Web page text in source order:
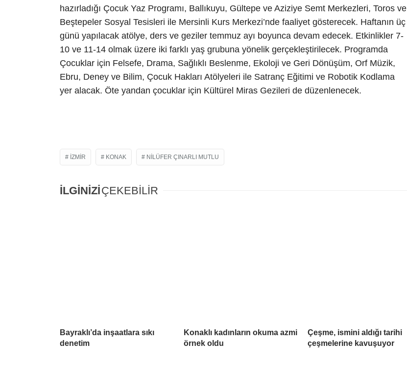
hazırladığı Çocuk Yaz Programı, Ballıkuyu, Gültepe ve Aziziye Semt Merkezleri, Toros ve
Beştepeler Sosyal Tesisleri ile Mersinli Kurs Merkezi’nde faaliyet gösterecek. Haftanın üç
günü yapılacak atölye, ders ve geziler temmuz ayı boyunca devam edecek. Etkinlikler 7-
10 ve 11-14 olmak üzere iki farklı yaş grubuna yönelik gerçekleştirilecek. Programda
Çocuklar için Felsefe, Drama, Sağlıklı Beslenme, Ekoloji ve Geri Dönüşüm, Orf Müzik,
Ebru, Deney ve Bilim, Çocuk Hakları Atölyeleri ile Satranç Eğitimi ve Robotik Kodlama
yer alacak. Öte yandan çocuklar için Kültürel Miras Gezileri de düzenlenecek.
IZMIR KONAK NILÜFER ÇINARLI MUTLU
İLGİNİZİÇEKEBİLİR
Bayraklı’da inşaatlara sıkı
denetim
Konaklı kadınların okuma azmi
örnek oldu
Çeşme, ismini aldığı tarihi
çeşmelerine kavuşuyor